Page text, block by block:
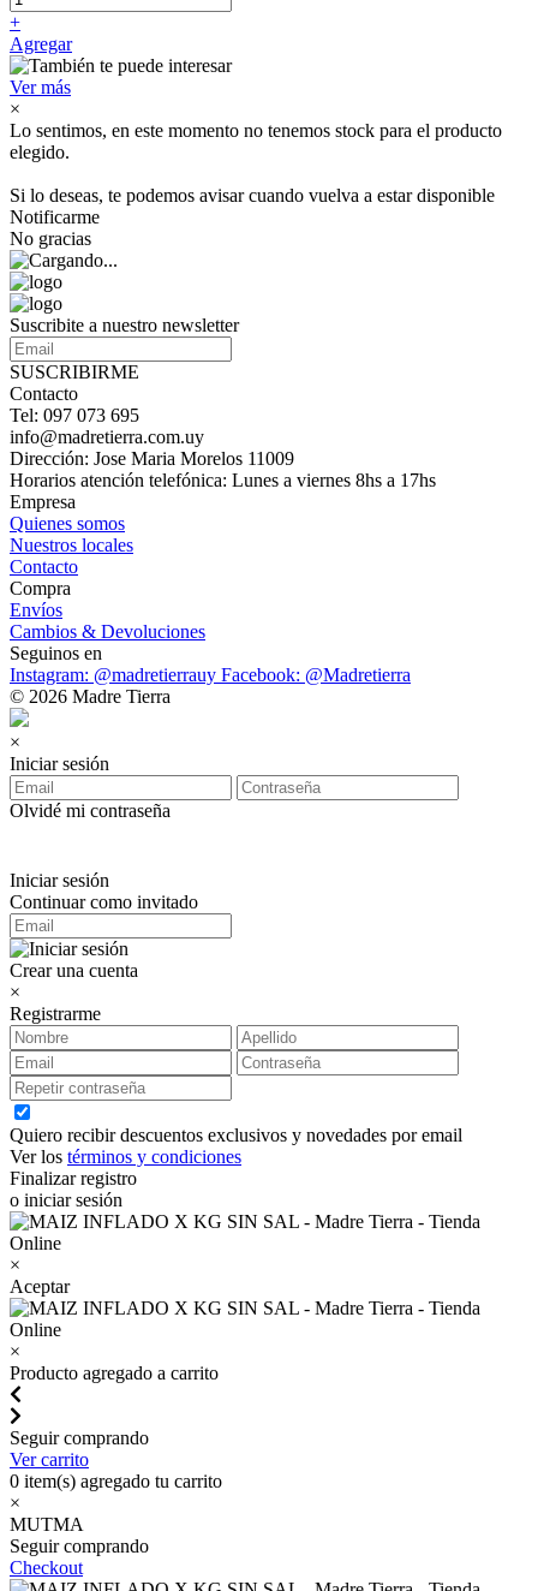
+
Agregar
Ver más
×
Lo sentimos, en este momento no tenemos stock para el producto
elegido.
Si lo deseas, te podemos avisar cuando vuelva a estar disponible
Notificarme
No gracias
Suscribite a nuestro newsletter
SUSCRIBIRME
Contacto
Tel: 097 073 695
info@madretierra.com.uy
Dirección: Jose Maria Morelos 11009
Horarios atención telefónica: Lunes a viernes 8hs a 17hs
Empresa
Quienes somos
Nuestros locales
Contacto
Compra
Envíos
Cambios & Devoluciones
Seguinos en
Instagram: @madretierrauy Facebook: @Madretierra
© 2026 Madre Tierra
×
Iniciar sesión
Olvidé mi contraseña
Iniciar sesión
Continuar como invitado
Crear una cuenta
×
Registrarme
Quiero recibir descuentos exclusivos y novedades por email
Ver los términos y condiciones
Finalizar registro
o iniciar sesión
×
Aceptar
×
Producto agregado a carrito
Seguir comprando
Ver carrito
0 item(s) agregado tu carrito
×
MUTMA
Seguir comprando
Checkout